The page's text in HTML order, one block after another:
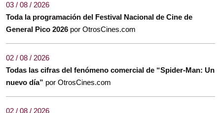
03 / 08 / 2026
Toda la programación del Festival Nacional de Cine de
General Pico 2026 por OtrosCines.com
02 / 08 / 2026
Todas las cifras del fenómeno comercial de “Spider-Man: Un
nuevo día” por OtrosCines.com
02 / 08 / 2026